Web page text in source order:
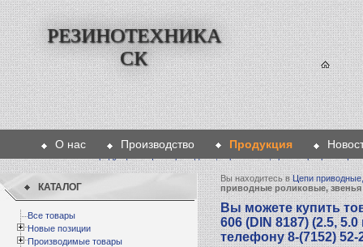
РЕЗИНОТЕХНИКА
СК
О нас Производство Продукция
КАТАЛОГ
Все товары
Новые позиции
Производимые товары
Вы находитесь вЦепи
приводные роликовые, звенья
Вы можете купить
606 (DIN 8187) (2.5,
телефону 8-(7152) 52-